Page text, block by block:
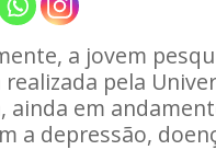
a jovem
realizada pela
ainda em
a depressão,